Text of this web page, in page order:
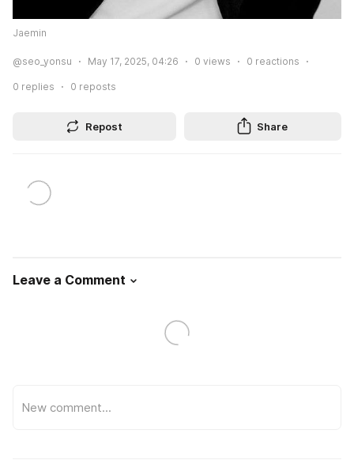
Jaemin
@seo_yonsu May 17, 2025, 04:26 0 views 0 reactions
0 replies 0 reposts
Repost Share
Leave a Comment